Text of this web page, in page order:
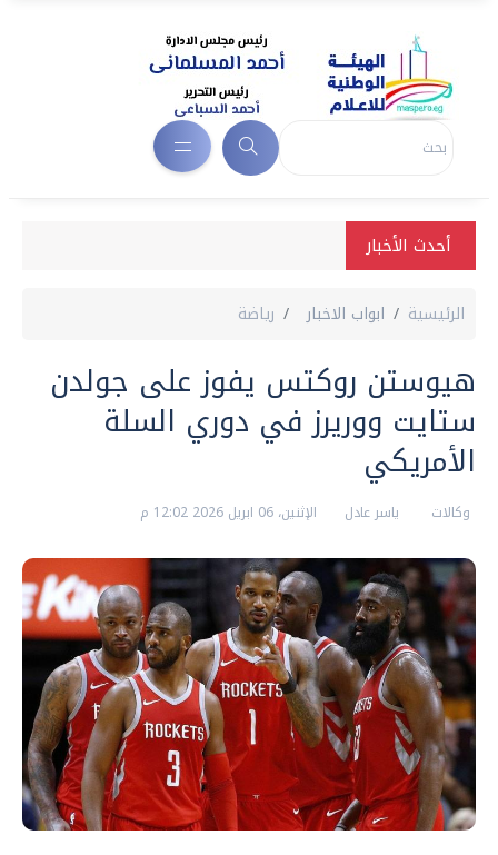
أحدث الأخبار
الرئيسية ابواب الاخبار رياضة
هيوستن روكتس يفوز على جولدن
ستايت ووريرز في دوري السلة
الأمريكي
وكالات ياسر عادل الإثنين، 06 ابريل 2026 12:02 م